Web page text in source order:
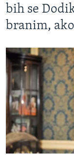
bih se
branim,